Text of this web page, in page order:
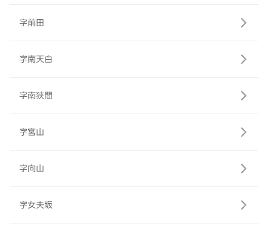
字前田
字南天白
字南狭間
字宮山
字向山
字女夫坂